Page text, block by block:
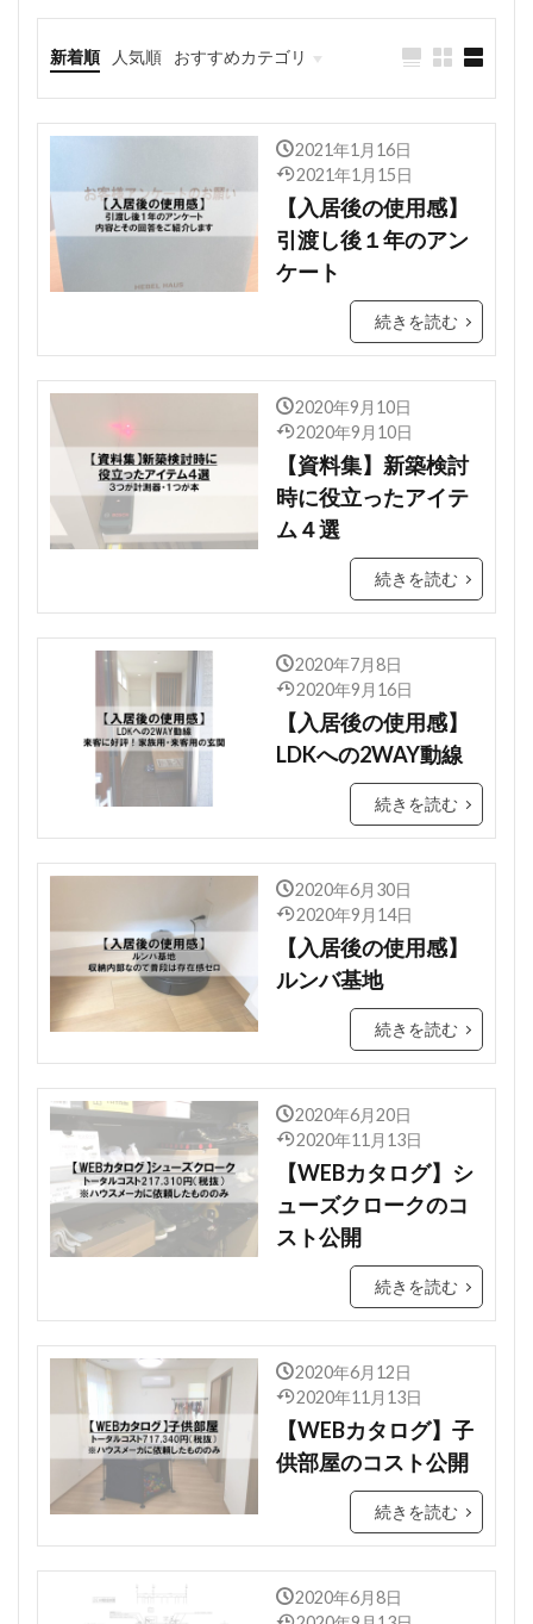
新着順 人気順 おすすめカテゴリ
どっちにする？
2021年1月16日
2021年1月15日
【入居後の使用感】
引渡し後１年のアン
ケート
続きを読む
2020年9月10日
2020年9月10日
【資料集】新築検討
時に役立ったアイテ
ム４選
続きを読む
2020年7月8日
2020年9月16日
【入居後の使用感】
LDKへの2WAY動線
続きを読む
2020年6月30日
2020年9月14日
【入居後の使用感】
ルンバ基地
続きを読む
2020年6月20日
2020年11月13日
【WEBカタログ】シ
ューズクロークのコ
スト公開
続きを読む
2020年6月12日
2020年11月13日
【WEBカタログ】子
供部屋のコスト公開
続きを読む
2020年6月8日